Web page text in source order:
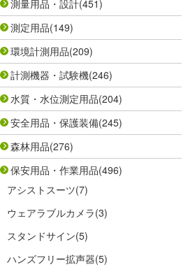
測量用品・設計(451)
測定用品(149)
環境計測用品(209)
計測機器・試験機(246)
水質・水位測定用品(204)
安全用品・保護装備(245)
森林用品(276)
保安用品・作業用品(496)
アシストスーツ(7)
ウェアラブルカメラ(3)
スタンドサイン(5)
ハンズフリー拡声器(5)